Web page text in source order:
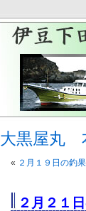
大黒屋丸
« ２月１９日の釣果
２月２１